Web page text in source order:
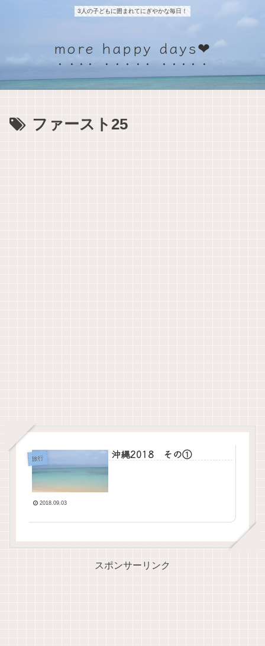
3人の子どもに囲まれてにぎやかな毎日！
more happy days❤
ファースト25
旅行 沖縄2018 その①
2018.09.03
スポンサーリンク